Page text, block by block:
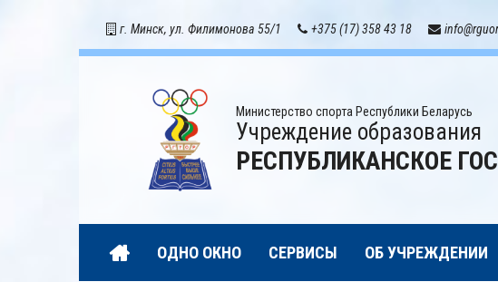
г. Минск, ул. Филимонова 55/1 +375 (17) 358 43 18
Министерство спорта Республики Беларусь
Учреждение образования
РЕСПУБЛИКАНСКОЕ
ОДНО ОКНО СЕРВИСЫ ОБ УЧРЕЖДЕНИИ